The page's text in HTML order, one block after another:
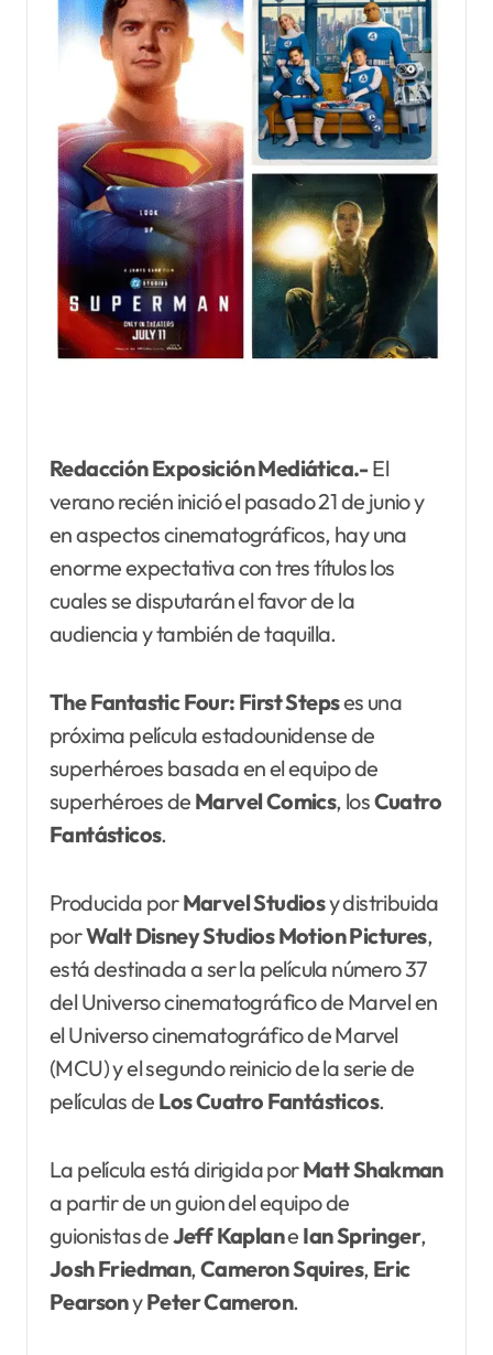
Redacción Exposición Mediática.-El
verano recién inició el pasado 21 de junio y
en aspectos cinematográficos, hay una
enorme expectativa con tres títulos los
cuales se disputarán el favor de la
audiencia y también de taquilla.
The Fantastic Four: First Stepses una
próxima película estadounidense de
superhéroes basada en el equipo de
superhéroes de Marvel Comics, losCuatro
Fantásticos.
Producida porMarvel Studiosy distribuida
porWalt Disney StudiosMotion Pictures,
está destinada a ser la película número 37
del Universo cinematográfico de Marvel en
el Universo cinematográfico de Marvel
(MCU) y el segundo reinicio de la serie de
películas de Los Cuatro Fantásticos.
La película está dirigida porMattShakman
a partir de un guion del equipo de
guionistas deJeff Kaplane Ian Springer,
Josh Friedman,Cameron Squires, Eric
PearsonyPeter Cameron.